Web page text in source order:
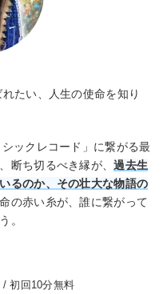
たい、人生の使命を知り
ックレコード」に繋がる最
断ち切るべき縁が、過去生
るのか、その壮大な物語の
の赤い糸が、誰に繋がって
。
/ 初回10分無料